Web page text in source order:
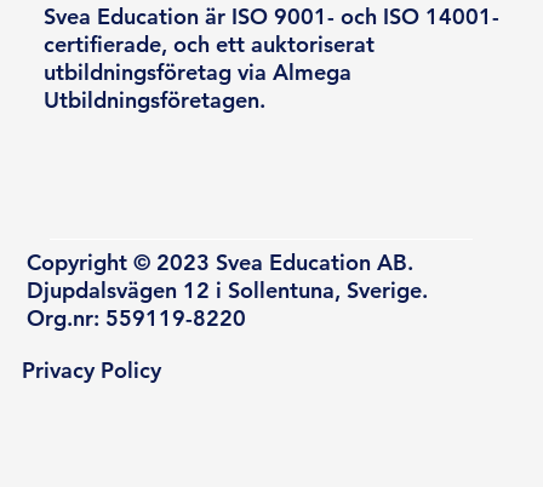
Svea Education är ISO 9001- och ISO 14001-
certifierade, och ett auktoriserat
utbildningsföretag via Almega
Utbildningsföretagen.
Copyright © 2023 Svea Education AB.
Djupdalsvägen 12 i Sollentuna, Sverige.
Org.nr: 559119-8220
Privacy Policy